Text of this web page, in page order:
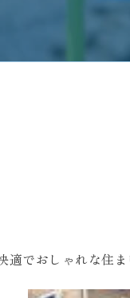
適でおしゃれな住